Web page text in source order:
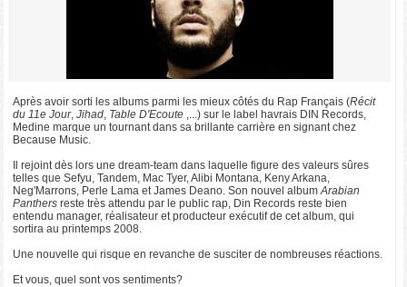
Après avoir sorti les albums parmi les mieux côtés du Rap Français (Récit
du 11e Jour,Jihad, Table D'Ecoute ,...) sur le label havrais DIN Records,
Medine marque un tournant dans sa brillante carrière en signant chez
Because Music.
Il rejoint dès lors une dream-team dans laquelle figure des valeurs sûres
telles que Sefyu, Tandem, Mac Tyer, Alibi Montana, Keny Arkana,
Neg'Marrons, Perle Lama et James Deano. Son nouvel albumArabian
Panthers reste très attendu par le public rap, Din Records reste bien
entendu manager, réalisateur et producteur exécutif de cet album, qui
sortira au printemps 2008.
Une nouvelle qui risque en revanche de susciter de nombreuses réactions.
Et vous, quel sont vos sentiments?